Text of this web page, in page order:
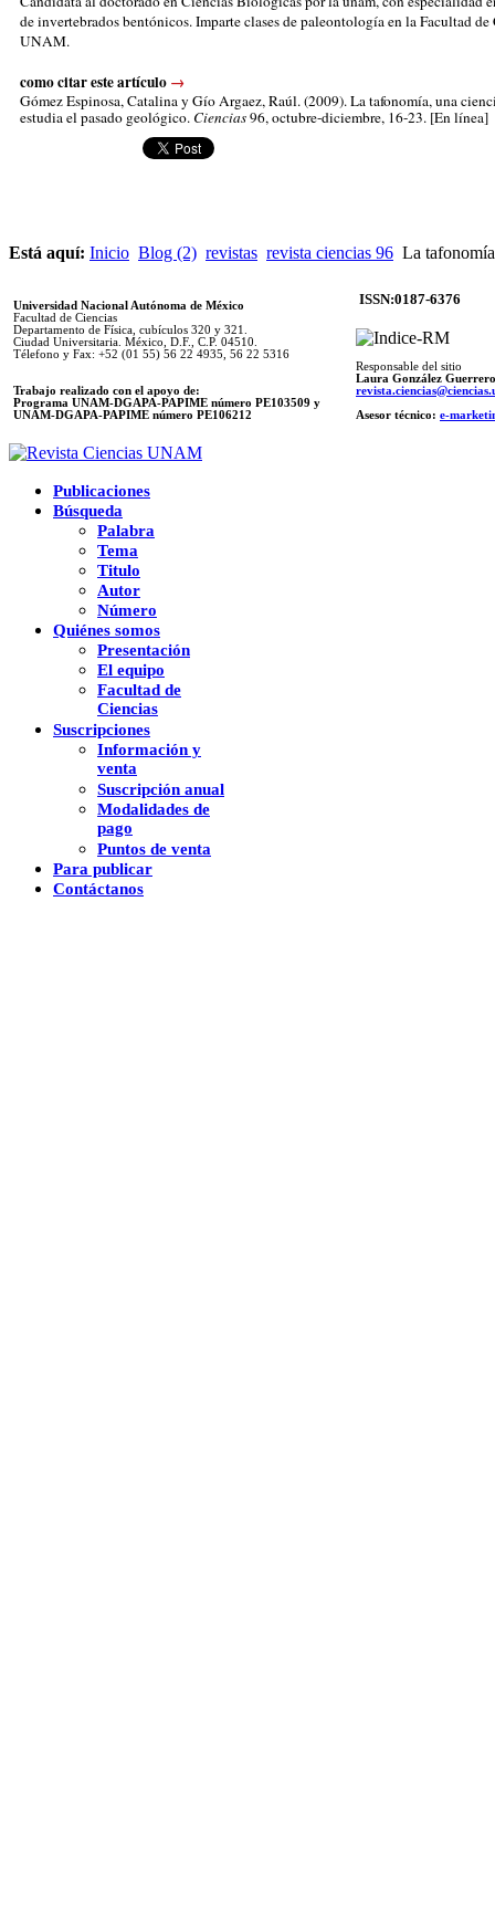
de invertebrados bentónicos. Imparte clases de paleontología en la Facultad de
UNAM.
como citar este artículo →
Gómez Espinosa, Catalinay Gío Argaez, Raúl. (2009). La tafonomía, una
estudia el pasado geológico. Ciencias96, octubre-diciembre, 16-23. [En línea]
Está aquí: Inicio Blog (2) revistas revista ciencias 96 La
Universidad Nacional Autónoma de México
Facultad de Ciencias
Departamento de Física, cubículos 320 y 321.
Ciudad Universitaria. México, D.F., C.P. 04510.
Télefono y Fax: +52 (01 55) 56 22 4935, 56 22 5316
Trabajo realizado con el apoyo de:
Programa UNAM-DGAPA-PAPIME número PE103509 y
UNAM-DGAPA-PAPIME número PE106212
ISSN:0187-6376
Responsable del sitio
Laura González Guerrero
Asesor técnico: e-
Publicaciones
Búsqueda
Palabra
Tema
Titulo
Autor
Número
Quiénes somos
Presentación
El equipo
Facultad de
Ciencias
Suscripciones
Información y
venta
Suscripción anual
Modalidades de
pago
Puntos de venta
Para publicar
Contáctanos